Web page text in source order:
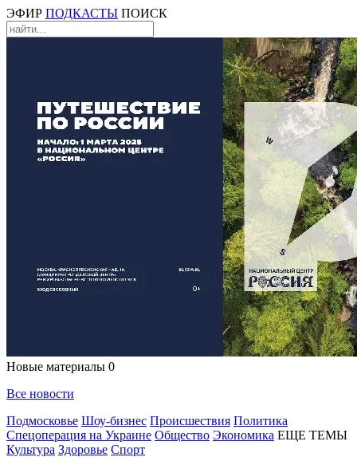
ЭФИР ПОДКАСТЫ ПОИСК
Новые материалы 0
Все новости
Подмосковье Шоу-бизнес Происшествия Политика
Спецоперация на Украине Общество Экономика ЕЩЕ ТЕМЫ
Культура Здоровье Спорт